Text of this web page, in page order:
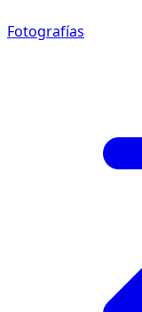
Fotografías